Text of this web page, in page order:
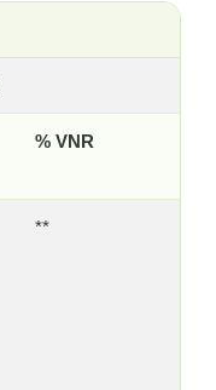
% VNR
**